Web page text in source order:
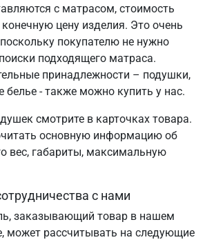
с матрасом, стоимость
цену изделия. Это очень
покупателю не нужно
подходящего матраса.
принадлежности – подушки,
белье - также можно купить у нас.
смотрите в карточках товара.
основную информацию об
вес, габариты, максимальную
с нами
заказывающий товар в нашем
может рассчитывать на следующие